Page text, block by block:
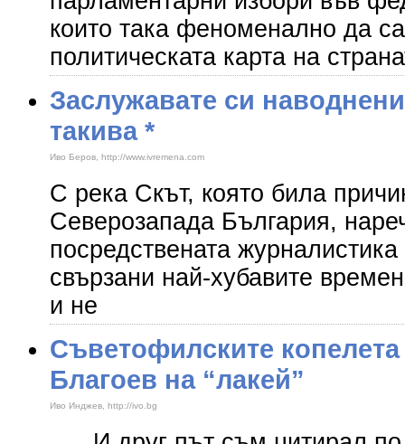
които така феноменално да
политическата карта на
Заслужавате си
такива *
Иво Беров, http://www.ivremena.com
С река Скът, която била
Северозапада България,
посредствената журналистика
свързани най-хубавите
и не
Съветофилските
Благоев на “лакей”
Иво Инджев, http://ivo.bg